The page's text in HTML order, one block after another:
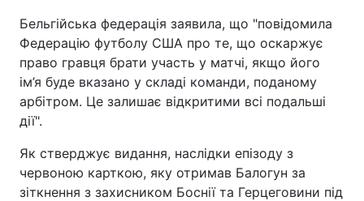
Бельгійська федерація заявила, що "повідомила
Федерацію футболу США про те, що оскаржує
право гравця брати участь у матчі, якщо його
ім’я буде вказано у складі команди, поданому
арбітром. Це залишає відкритими всі подальші
дії".
Як стверджує видання, наслідки епізоду з
червоною карткою, яку отримав Балогун за
зіткнення з захисником Боснії та Герцеговини під